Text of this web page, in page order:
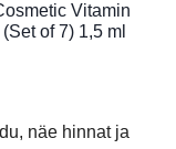
Vitamin
of 7) 1,5 ml
näe hinnat ja